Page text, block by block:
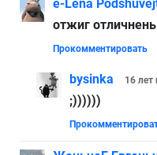
e-Lena
отжиг
Прокомментировать
bysinka 16 лет
;))))))